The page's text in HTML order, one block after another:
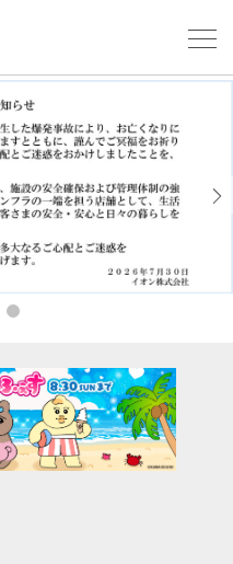
企業情報
お問い合わせ
プライバシ
ソーシャル